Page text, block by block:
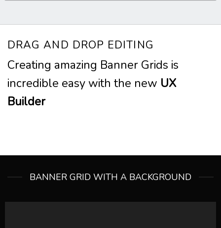
DRAG AND DROP EDITING
Creating amazing Banner Grids is
incredible easy with the new UX
Builder
BANNER GRID WITH A BACKGROUND